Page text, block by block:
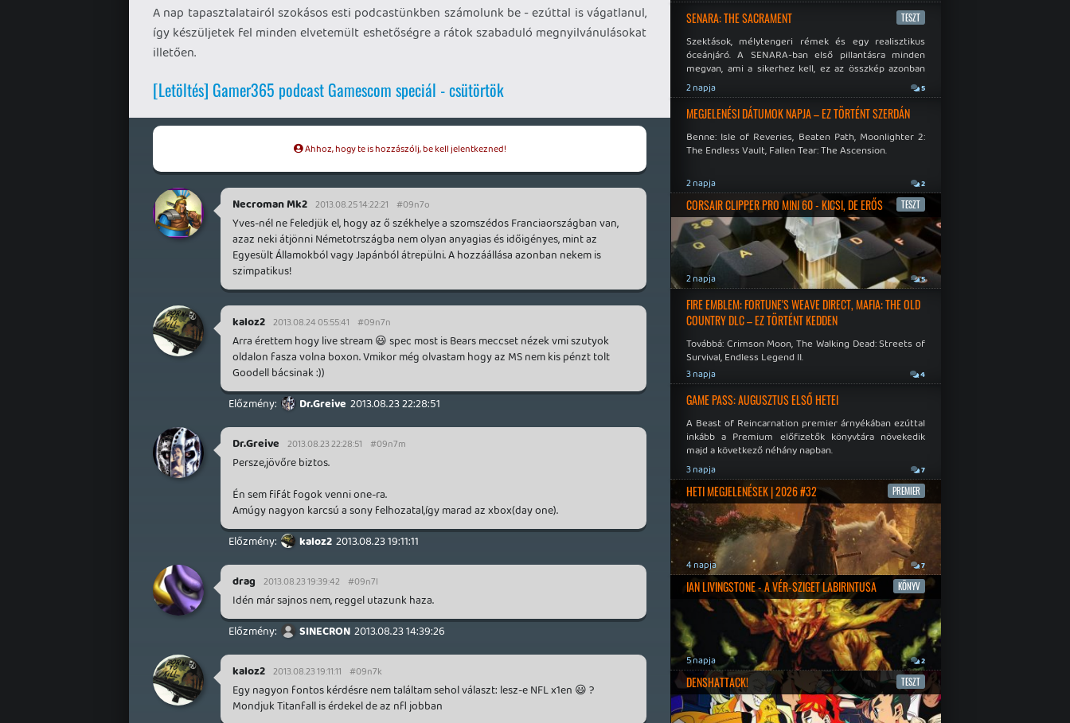
A nap tapasztalatairól szokásos esti podcastünkben számolunk be - ezúttal is vágatlanul,
így készüljetek fel minden elvetemült eshetőségre a rátok szabaduló megnyilvánulásokat
illetően.
[Letöltés] Gamer365 podcast Gamescom speciál - csütörtök
Ahhoz, hogy te is hozzászólj, be kell jelentkezned!
Necroman Mk2 2013.08.25 14:22:21 #09n7o
Yves-nél ne feledjük el, hogy az ő székhelye a szomszédos Franciaországban van,
azaz neki átjönni Németotrszágba nem olyan anyagias és időigényes, mint az
Egyesült Államokból vagy Japánból átrepülni. A hozzáállása azonban nekem is
szimpatikus!
kaloz2 2013.08.24 05:55:41 #09n7n
Arra érettem hogy live stream 😃 spec most is Bears meccset nézek vmi szutyok
oldalon fasza volna boxon. Vmikor még olvastam hogy az MS nem kis pénzt tolt
Goodell bácsinak :))
Dr.Greive 2013.08.23 22:28:51
Dr.Greive 2013.08.23 22:28:51 #09n7m
Persze,jövőre biztos.
Én sem fifát fogok venni one-ra.
Amúgy nagyon karcsú a sony felhozatal,így marad az xbox(day one).
kaloz2 2013.08.23 19:11:11
drag 2013.08.23 19:39:42 #09n7l
Idén már sajnos nem, reggel utazunk haza.
SINECRON 2013.08.23 14:39:26
kaloz2 2013.08.23 19:11:11 #09n7k
Egy nagyon fontos kérdésre nem találtam sehol választ: lesz-e NFL x1en 😃 ?
Mondjuk Titanfall is érdekel de az nfl jobban
SENARA: THE SACRAMENT TESZT
Szektások, mélytengeri rémek és egy realisztikus
óceánjáró. A SENARA-ban első pillantásra minden
megvan, ami a sikerhez kell, ez az összkép azonban
becsapós.
2 napja 5
MEGJELENÉSI DÁTUMOK NAPJA – EZ TÖRTÉNT SZERDÁN
Benne: Isle of Reveries, Beaten Path, Moonlighter 2:
The Endless Vault, Fallen Tear: The Ascension.
2 napja 2
CORSAIR CLIPPER PRO MINI 60 - KICSI, DE ERŐS TESZT
2 napja 5
FIRE EMBLEM: FORTUNE'S WEAVE DIRECT, MAFIA: THE OLD
COUNTRY DLC – EZ TÖRTÉNT KEDDEN
Továbbá: Crimson Moon, The Walking Dead: Streets of
Survival, Endless Legend II.
3 napja 4
GAME PASS: AUGUSZTUS ELSŐ HETEI
A Beast of Reincarnation premier árnyékában ezúttal
inkább a Premium előfizetők könyvtára növekedik
majd a következő néhány napban.
3 napja 7
HETI MEGJELENÉSEK | 2026 #32 PREMIER
4 napja 7
IAN LIVINGSTONE - A VÉR-SZIGET LABIRINTUSA KÖNYV
5 napja 2
DENSHATTACK! TESZT